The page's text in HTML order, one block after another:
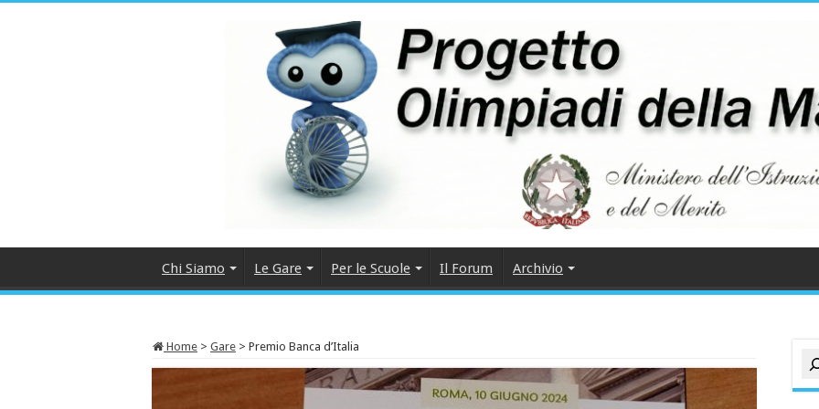
Chi Siamo Le Gare Per le Scuole Il Forum Archivio
Home > Gare > Premio Banca d’Italia